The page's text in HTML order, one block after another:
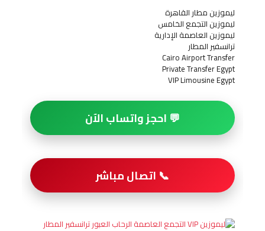
ليموزين مطار القاهرة
ليموزين التجمع الخامس
ليموزين العاصمة الإدارية
ترانسفير المطار
Cairo Airport Transfer
Private Transfer Egypt
VIP Limousine Egypt
💬 احجز واتساب الآن
📞 اتصال مباشر